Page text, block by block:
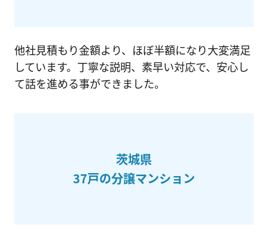
他社見積もり金額より、ほぼ半額になり大変満足
しています。丁寧な説明、素早い対応で、安心し
て話を進める事ができました。
茨城県
37戸の分譲マンション